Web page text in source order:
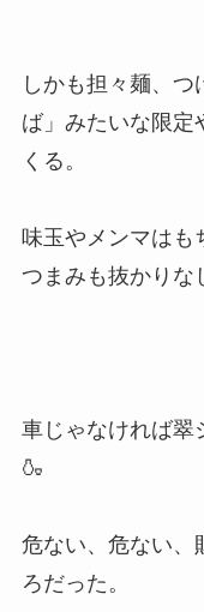
しかも担々麺、
ば」みたいな限定
くる。
味玉やメンマはも
つまみも抜かりな
車じゃなければ翠
🍶
危ない、危ない、
ろだった。